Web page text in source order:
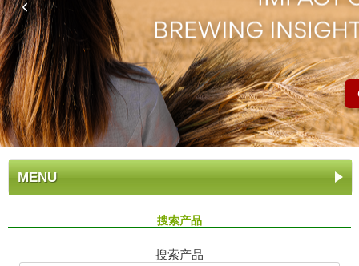
MENU
搜索产品
搜索产品